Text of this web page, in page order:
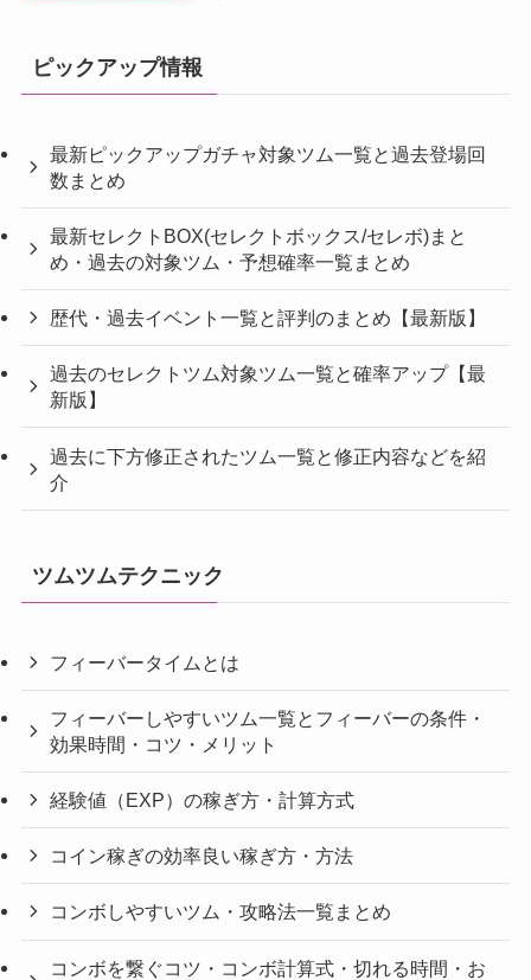
ピックアップ情報
最新ピックアップガチャ対象ツム一覧と過去登場回
数まとめ
最新セレクトBOX(セレクトボックス/セレボ)まと
め・過去の対象ツム・予想確率一覧まとめ
歴代・過去イベント一覧と評判のまとめ【最新版】
過去のセレクトツム対象ツム一覧と確率アップ【最
新版】
過去に下方修正されたツム一覧と修正内容などを紹
介
ツムツムテクニック
フィーバータイムとは
フィーバーしやすいツム一覧とフィーバーの条件・
効果時間・コツ・メリット
経験値（EXP）の稼ぎ方・計算方式
コイン稼ぎの効率良い稼ぎ方・方法
コンボしやすいツム・攻略法一覧まとめ
コンボを繋ぐコツ・コンボ計算式・切れる時間・お